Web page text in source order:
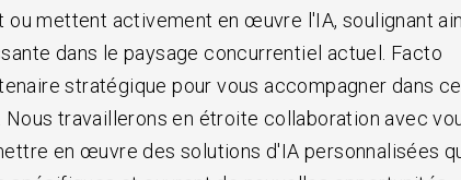
ou mettent activement en œuvre l'IA, soulignant
dans le paysage concurrentiel actuel. Facto
stratégique pour vous accompagner dans ce
travaillerons en étroite collaboration avec
en œuvre des solutions d'IA personnalisées